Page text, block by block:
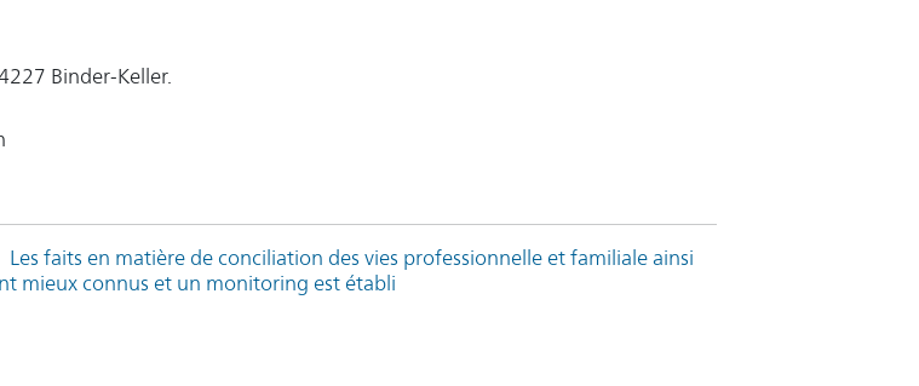
Binder-Keller.
Les faits en matière de conciliation des vies professionnelle et familiale ainsi
mieux connus et un monitoring est établi